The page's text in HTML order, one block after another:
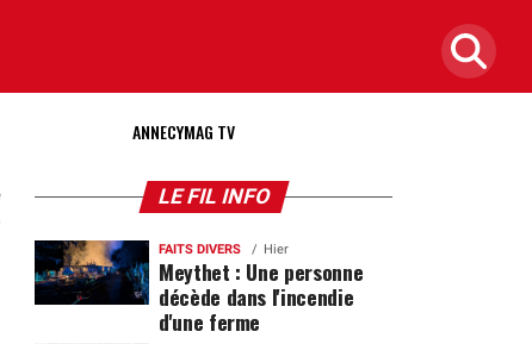
ANNECYMAG TV
LE FIL INFO
FAITS DIVERS Hier
Meythet : Une personne
décède dans l'incendie
d'une ferme